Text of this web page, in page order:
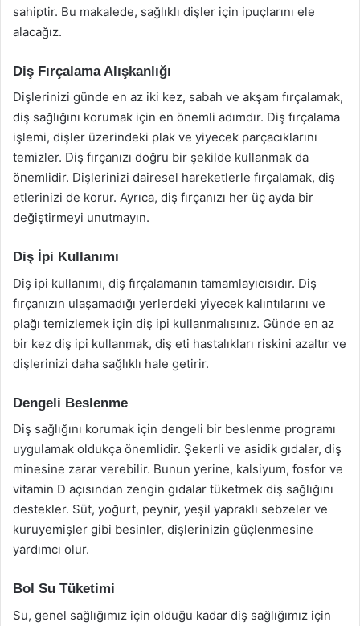
sahiptir. Bu makalede, sağlıklı dişler için ipuçlarını ele
alacağız.
Diş Fırçalama Alışkanlığı
Dişlerinizi günde en az iki kez, sabah ve akşam fırçalamak,
diş sağlığını korumak için en önemli adımdır. Diş fırçalama
işlemi, dişler üzerindeki plak ve yiyecek parçacıklarını
temizler. Diş fırçanızı doğru bir şekilde kullanmak da
önemlidir. Dişlerinizi dairesel hareketlerle fırçalamak, diş
etlerinizi de korur. Ayrıca, diş fırçanızı her üç ayda bir
değiştirmeyi unutmayın.
Diş İpi Kullanımı
Diş ipi kullanımı, diş fırçalamanın tamamlayıcısıdır. Diş
fırçanızın ulaşamadığı yerlerdeki yiyecek kalıntılarını ve
plağı temizlemek için diş ipi kullanmalısınız. Günde en az
bir kez diş ipi kullanmak, diş eti hastalıkları riskini azaltır ve
dişlerinizi daha sağlıklı hale getirir.
Dengeli Beslenme
Diş sağlığını korumak için dengeli bir beslenme programı
uygulamak oldukça önemlidir. Şekerli ve asidik gıdalar, diş
minesine zarar verebilir. Bunun yerine, kalsiyum, fosfor ve
vitamin D açısından zengin gıdalar tüketmek diş sağlığını
destekler. Süt, yoğurt, peynir, yeşil yapraklı sebzeler ve
kuruyemişler gibi besinler, dişlerinizin güçlenmesine
yardımcı olur.
Bol Su Tüketimi
Su, genel sağlığımız için olduğu kadar diş sağlığımız için